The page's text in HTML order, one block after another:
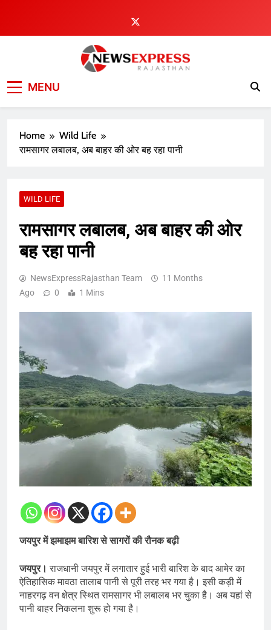
content
MENU
Home
Wild Life
रामसागर लबालब, अब बाहर की ओर बह रहा पानी
WILD LIFE
रामसागर लबालब, अब बाहर की ओर
बह रहा पानी
NewsExpressRajasthan Team
11 Months
Ago
0 1 Mins
जयपुर में झमाझम बारिश से सागरों की रौनक बढ़ी
जयपुर।राजधानी जयपुर में लगातार हुई भारी बारिश के बाद आमेर का
ऐतिहासिक मावठा तालाब पानी से पूरी तरह भर गया है। इसी कड़ी में
नाहरगढ़ वन क्षेत्र स्थित रामसागर भी लबालब भर चुका है। अब यहां से
पानी बाहर निकलना शुरू हो गया है।